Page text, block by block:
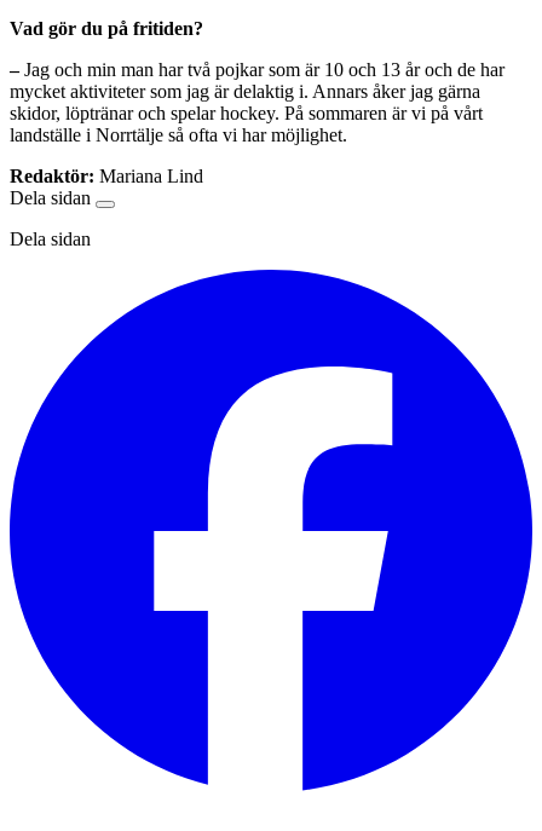
Vad gör du på fritiden?
–Jag och min man har två pojkar som är 10 och 13 år och de har
mycket aktiviteter som jag är delaktig i. Annars åker jag gärna
skidor, löptränar och spelar hockey. På sommaren är vi på vårt
landställe i Norrtälje så ofta vi har möjlighet.
Redaktör: Mariana Lind
Dela sidan
Dela sidan